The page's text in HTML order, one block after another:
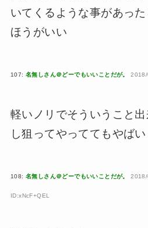
いてくるような事があっ
ほうがいい
107: 名無しさん＠どーでもいいことだが。
軽いノリでそういうこと
し狙ってやっててもやばい
108: 名無しさん＠どーでもいいことだが。
ID:xNcF+QEL